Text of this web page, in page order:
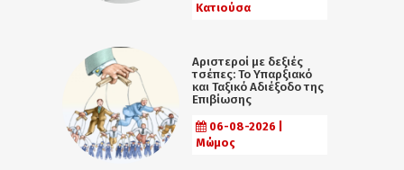
Κατιούσα
Αριστεροί με δεξιές
τσέπες: Το Υπαρξιακό
και Ταξικό Αδιέξοδο της
Επιβίωσης
06-08-2026 |
Μώμος